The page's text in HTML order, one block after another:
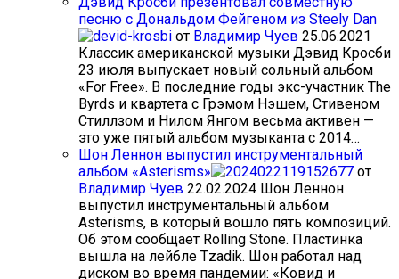
песню с Дональдом Фейгеном из Steely Dan
от Владимир Чуев 25.06.2021
Классик американской музыки Дэвид Кросби
23 июля выпускает новый сольный альбом
«For Free». В последние годы экс-участник The
Byrds и квартета с Грэмом Нэшем, Стивеном
Стиллзом и Нилом Янгом весьма активен —
это уже пятый альбом музыканта с 2014…
Шон Леннон выпустил инструментальный
альбом «Asterisms»
от
Владимир Чуев 22.02.2024 Шон Леннон
выпустил инструментальный альбом
Asterisms, в который вошло пять композиций.
Об этом сообщает Rolling Stone. Пластинка
вышла на лейбле Tzadik. Шон работал над
диском во время пандемии: «Ковид и